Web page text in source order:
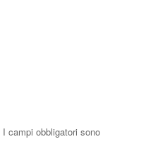
I campi obbligatori sono